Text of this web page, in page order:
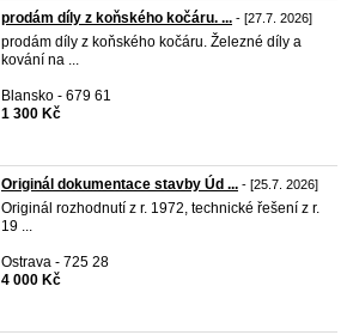
prodám díly z koňského kočáru. ... - [27.7. 2026]
prodám díly z koňského kočáru. Železné díly a
kování na ...
Blansko - 679 61
1 300 Kč
Originál dokumentace stavby Úd ... - [25.7. 2026]
Originál rozhodnutí z r. 1972, technické řešení z r.
19 ...
Ostrava - 725 28
4 000 Kč